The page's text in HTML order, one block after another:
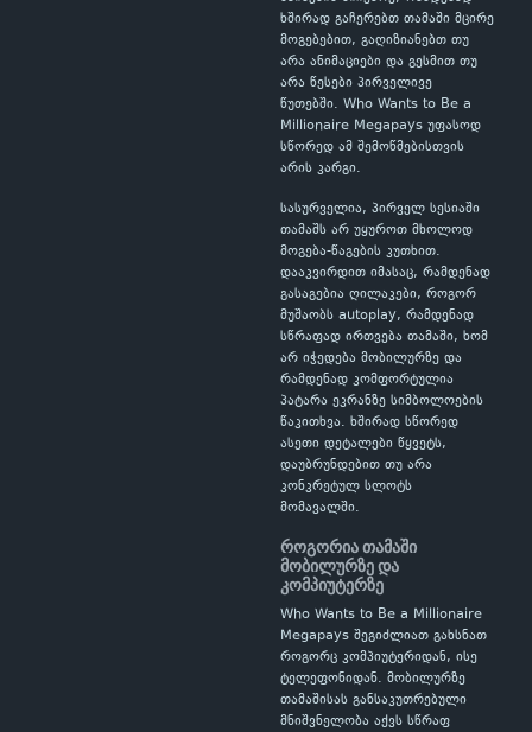
ხშირად გაჩერებთ თამაში მცირე
მოგებებით, გაღიზიანებთ თუ
არა ანიმაციები და გესმით თუ
არა წესები პირველივე
წუთებში. Who Wants to Be a
Millionaire Megapays უფასოდ
სწორედ ამ შემოწმებისთვის
არის კარგი.
სასურველია, პირველ სესიაში
თამაშს არ უყუროთ მხოლოდ
მოგება-წაგების კუთხით.
დააკვირდით იმასაც, რამდენად
გასაგებია ღილაკები, როგორ
მუშაობს autoplay, რამდენად
სწრაფად ირთვება თამაში, ხომ
არ იჭედება მობილურზე და
რამდენად კომფორტულია
პატარა ეკრანზე სიმბოლოების
წაკითხვა. ხშირად სწორედ
ასეთი დეტალები წყვეტს,
დაუბრუნდებით თუ არა
კონკრეტულ სლოტს
მომავალში.
როგორია თამაში
მობილურზე და
კომპიუტერზე
Who Wants to Be a Millionaire
Megapays შეგიძლიათ გახსნათ
როგორც კომპიუტერიდან, ისე
ტელეფონიდან. მობილურზე
თამაშისას განსაკუთრებული
მნიშვნელობა აქვს სწრაფ